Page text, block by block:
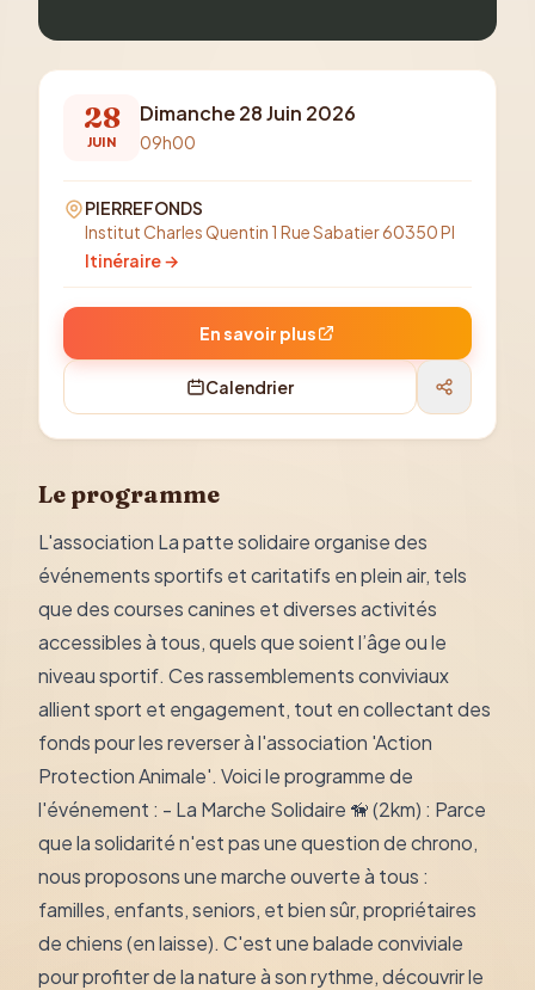
28
JUIN
Dimanche 28 Juin 2026
09h00
PIERREFONDS
Institut Charles Quentin 1 Rue Sabatier 60350 PI
Itinéraire →
En savoir plus
Calendrier
Le programme
L'association La patte solidaire organise des
événements sportifs et caritatifs en plein air, tels
que des courses canines et diverses activités
accessibles à tous, quels que soient l’âge ou le
niveau sportif. Ces rassemblements conviviaux
allient sport et engagement, tout en collectant des
fonds pour les reverser à l'association 'Action
Protection Animale'. Voici le programme de
l'événement : - La Marche Solidaire 🦮 (2km) : Parce
que la solidarité n'est pas une question de chrono,
nous proposons une marche ouverte à tous :
familles, enfants, seniors, et bien sûr, propriétaires
de chiens (en laisse). C'est une balade conviviale
pour profiter de la nature à son rythme, découvrir le